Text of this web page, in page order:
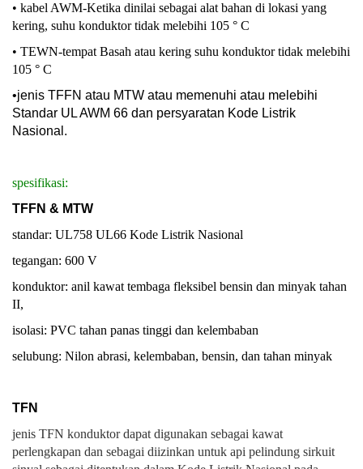
• kabel AWM-Ketika dinilai sebagai alat bahan di lokasi yang
kering, suhu konduktor tidak melebihi 105 ° C
• TEWN-tempat Basah atau kering suhu konduktor tidak melebihi
105 ° C
•jenis TFFN atau MTW atau memenuhi atau melebihi
Standar UL AWM 66 dan persyaratan Kode Listrik
Nasional.
spesifikasi:
TFFN & MTW
standar: UL758 UL66 Kode Listrik Nasional
tegangan: 600 V
konduktor: anil kawat tembaga fleksibel bensin dan minyak tahan
II,
isolasi: PVC tahan panas tinggi dan kelembaban
selubung: Nilon abrasi, kelembaban, bensin, dan tahan minyak
TFN
jenis TFN konduktor dapat digunakan sebagai kawat
perlengkapan dan sebagai diizinkan untuk api pelindung sirkuit